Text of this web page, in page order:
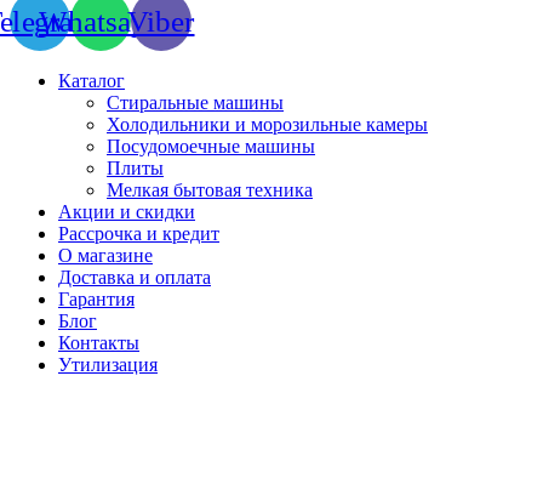
WhatsappViber
Каталог
Стиральные машины
Холодильники и морозильные камеры
Посудомоечные машины
Плиты
Мелкая бытовая техника
Акции и скидки
Рассрочка и кредит
О магазине
Доставка и оплата
Гарантия
Блог
Контакты
Утилизация